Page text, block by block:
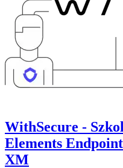
WithSecure -
Elements
XM